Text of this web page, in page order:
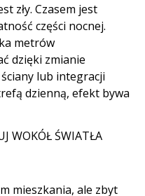
zły. Czasem jest
części nocnej.
metrów
dzięki zmianie
lub integracji
dzienną, efekt bywa
WOKÓŁ ŚWIATŁA
mieszkania, ale zbyt